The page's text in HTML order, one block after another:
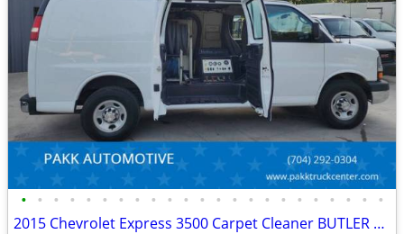
• • • • • • • • • • • • • • • • • • • • • • •
2015 Chevrolet Express 3500 Carpet Cleaner BUTLER CLEANING SYSTEM